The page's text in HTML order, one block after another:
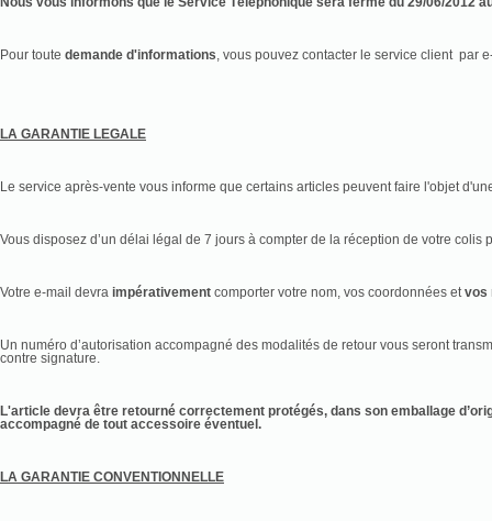
Pour toute demande d'informations, vous pouvez contacter le service client par
LA GARANTIE LEGALE
Le service après-vente vous informe que certains articles peuvent faire l'objet
Vous disposez d’un délai légal de 7 jours à compter de la réception de votre
Votre e-mail devra impérativement comporter votre nom, vos coordonnées etvos
Un numéro d’autorisation accompagné des modalités de retour vous seront
contre signature.
L'article devra être retourné correctement protégés, dans son emballage
accompagné de tout accessoire éventuel.
LA GARANTIE CONVENTIONNELLE